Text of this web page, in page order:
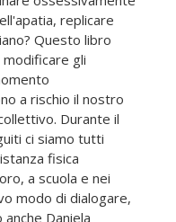
replicare
Questo libro
gli
a rischio il nostro
Durante il
ci siamo tutti
fisica
a scuola e nei
modo di dialogare,
Daniela